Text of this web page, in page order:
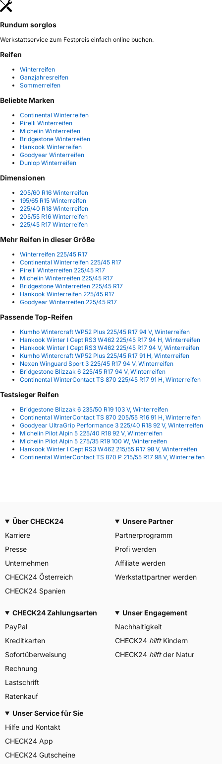
Rundum sorglos
Werkstattservice zum Festpreis einfach online buchen.
Reifen
Winterreifen
Ganzjahresreifen
Sommerreifen
Beliebte Marken
Continental Winterreifen
Pirelli Winterreifen
Michelin Winterreifen
Bridgestone Winterreifen
Hankook Winterreifen
Goodyear Winterreifen
Dunlop Winterreifen
Dimensionen
205/60 R16 Winterreifen
195/65 R15 Winterreifen
225/40 R18 Winterreifen
205/55 R16 Winterreifen
225/45 R17 Winterreifen
Mehr Reifen in dieser Größe
Winterreifen 225/45 R17
Continental Winterreifen 225/45 R17
Pirelli Winterreifen 225/45 R17
Michelin Winterreifen 225/45 R17
Bridgestone Winterreifen 225/45 R17
Hankook Winterreifen 225/45 R17
Goodyear Winterreifen 225/45 R17
Passende Top-Reifen
Kumho Wintercraft WP52 Plus 225/45 R17 94 V, Winterreifen
Hankook Winter I Cept RS3 W462 225/45 R17 94 H, Winterreifen
Hankook Winter I Cept RS3 W462 225/45 R17 94 V, Winterreifen
Kumho Wintercraft WP52 Plus 225/45 R17 91 H, Winterreifen
Nexen Winguard Sport 3 225/45 R17 94 V, Winterreifen
Bridgestone Blizzak 6 225/45 R17 94 V, Winterreifen
Continental WinterContact TS 870 225/45 R17 91 H, Winterreifen
Testsieger Reifen
Bridgestone Blizzak 6 235/50 R19 103 V, Winterreifen
Continental WinterContact TS 870 205/55 R16 91 H, Winterreifen
Goodyear UltraGrip Performance 3 225/40 R18 92 V, Winterreifen
Michelin Pilot Alpin 5 225/40 R18 92 V, Winterreifen
Michelin Pilot Alpin 5 275/35 R19 100 W, Winterreifen
Hankook Winter I Cept RS3 W462 215/55 R17 98 V, Winterreifen
Continental WinterContact TS 870 P 215/55 R17 98 V, Winterreifen
Über CHECK24
Karriere
Presse
Unternehmen
CHECK24 Österreich
CHECK24 Spanien
Unsere Partner
Partnerprogramm
Profi werden
Affiliate werden
Werkstattpartner werden
CHECK24 Zahlungsarten
PayPal
Kreditkarten
Sofortüberweisung
Rechnung
Lastschrift
Ratenkauf
Unser Engagement
Nachhaltigkeit
CHECK24 hilftKindern
CHECK24 hilftder Natur
Unser Service für Sie
Hilfe und Kontakt
CHECK24 App
CHECK24 Gutscheine